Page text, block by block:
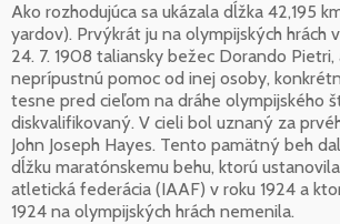
Ako rozhodujúca sa ukázala dĺžka 42,195
yardov). Prvýkrát ju na olympijských hrách
24. 7. 1908 taliansky bežec Dorando Pietri,
neprípustnú pomoc od inej osoby,
tesne pred cieľom na dráhe olympijského
diskvalifikovaný. V cieli bol uznaný za
John Joseph Hayes. Tento pamätný beh
dĺžku maratónskemu behu, ktorú
atletická federácia (IAAF) v roku 1924 a
1924 na olympijských hrách nemenila.